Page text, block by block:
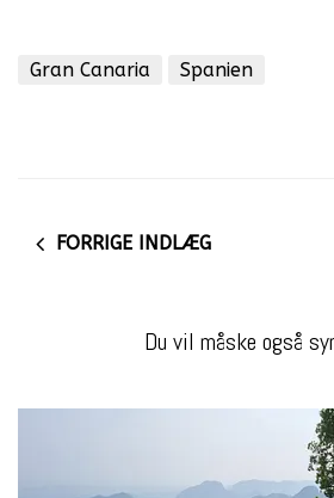
Gran Canaria Spanien
FORRIGE INDLÆG
Du vil måske også